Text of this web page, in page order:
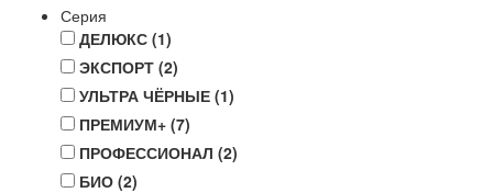
Серия
ДЕЛЮКС (1)
ЭКСПОРТ (2)
УЛЬТРА ЧЁРНЫЕ (1)
ПРЕМИУМ+ (7)
ПРОФЕССИОНАЛ (2)
БИО (2)